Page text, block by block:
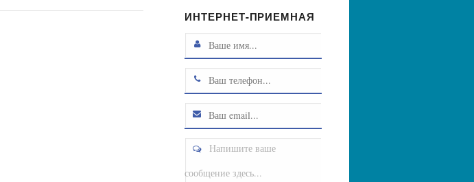
ИНТЕРНЕТ-ПРИЕМНАЯ
Напишите ваше
сообщение здесь...